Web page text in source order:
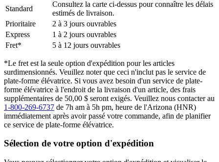
Standard
Consultez la carte ci-dessus pour connaître les délais
estimés de livraison.
Prioritaire
2 à 3 jours ouvrables
Express
1 à 2 jours ouvrables
Fret*
5 à 12 jours ouvrables
*Le fret est la seule option d'expédition pour les articles
surdimensionnés. Veuillez noter que ceci n'inclut pas le service de
plate-forme élévatrice. Si vous avez besoin d'un service de plate-
forme élévatrice à l'endroit de la livraison d'un article, des frais
supplémentaires de 50,00 $ seront exigés. Veuillez nous contacter au
1-800-269-6737 de 7h am à 5h pm, heure de l'Arizona (HNR)
immédiatement après avoir passé votre commande, afin de planifier
ce service de plate-forme élévatrice.
Sélection de votre option d'expédition